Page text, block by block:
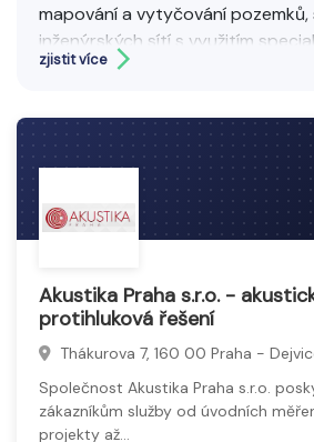
mapování a vytyčování
inženýrských sítí s využitím
a přesných metod.
vytyčují hranice pozemků a
mapy.
Cílem je poskytnout přesná data
plánování a realizaci stavebních
zjistit více
Akustika Praha s.r.o. -
protihluková řešení
Thákurova 7, 160 00 Praha -
Společnost Akustika Praha s.r.o.
zákazníkům služby od úvodních
projekty až…